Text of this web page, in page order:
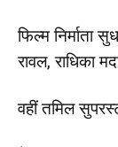
फिल्म निर्माता
रावल, राधिका
वहीं तमिल